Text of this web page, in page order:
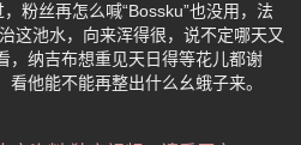
粉丝再怎么喊“Bossku”也没用，法
这池水，向来浑得很，说不定哪天又
，纳吉布想重见天日得等花儿都谢
他能不能再整出什么幺蛾子来。